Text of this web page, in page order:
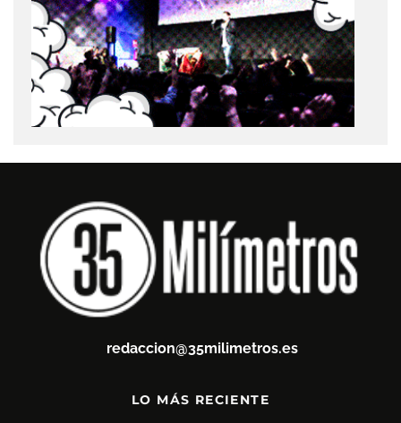
redaccion@35milimetros.es
LO MÁS RECIENTE